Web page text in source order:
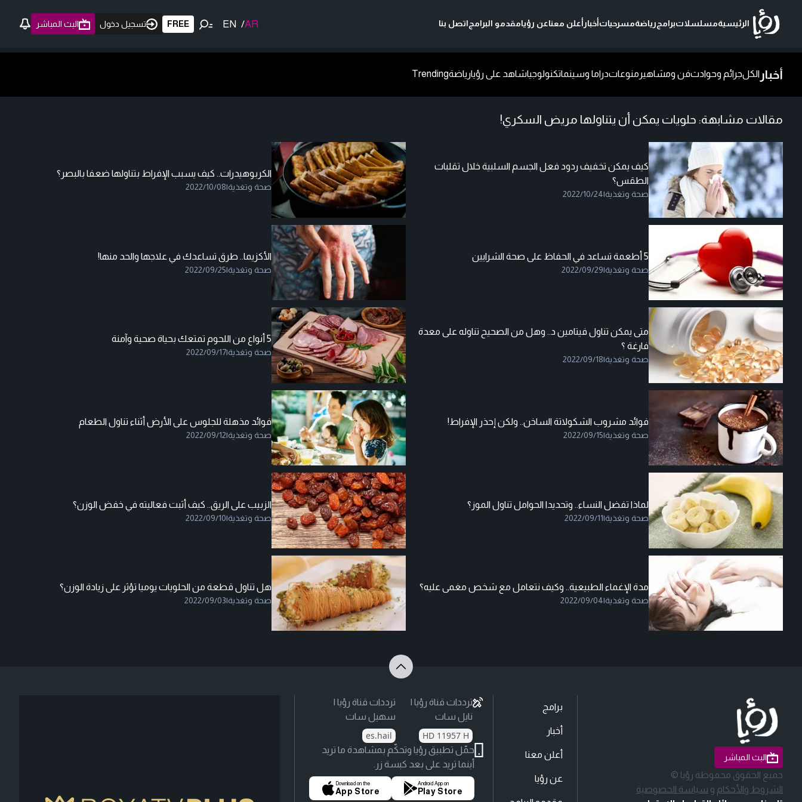
الرئيسيةمسلسلاتبرامجرياضةمسرحياتأخبارأعلن معناعن رؤيامقدمو البرامجاتصل بنا AR
/
EN
FREE تسجيل دخول البث المباشر
أخبار الكلجرائم وحوادثفن ومشاهير منوعاتدراما وسينماتكنولوجياشاهد على رؤيارياضةTrending
مقالات مشابهة: حلويات يمكن أن يتناولها مريض السكري!
كيف يمكن تخفيف ردود فعل الجسم السلبية خلال تقلبات
الطقس؟
صحة وتغذية|
2022/10/24
الكربوهيدرات.. كيف يسبب الإفراط بتناولها ضعفا بالبصر؟
صحة وتغذية|
2022/10/08
5 أطعمة تساعد في الحفاظ على صحة الشرايين
صحة وتغذية|
2022/09/29
الأكزيما.. طرق تساعدك في علاجها والحد منها!
صحة وتغذية|
2022/09/25
متى يمكن تناول فيتامين د.. وهل من الصحيح تناوله على معدة
فارغة ؟
صحة وتغذية|
2022/09/18
5 أنواع من اللحوم تمتعك بحياة صحية وآمنة
صحة وتغذية|
2022/09/17
فوائد مشروب الشكولاتة الساخن.. ولكن إحذر الإفراط!
صحة وتغذية|
2022/09/15
فوائد مذهلة للجلوس على الأرض أثناء تناول الطعام
صحة وتغذية|
2022/09/12
لماذا تفضل النساء.. وتحديدا الحوامل تناول الموز؟
صحة وتغذية|
2022/09/11
الزبيب على الريق.. كيف أثبت فعاليته في خفض الوزن؟
صحة وتغذية|
2022/09/10
مدة الإغماء الطبيعية.. وكيف نتعامل مع شخص مغمى عليه؟
صحة وتغذية|
2022/09/04
هل تناول قطعة من الحلويات يوميا تؤثر على زيادة الوزن؟
صحة وتغذية|
2022/09/03
البث المباشر
جميع الحقوق محفوظة رؤيا ©
الشروط والأحكام و سياسة الخصوصية
برامج
أخبار
أعلن معنا
عن رؤيا
ترددات قناة رؤيا |
نايل سات
HD 11957 H
ترددات قناة رؤيا |
سهيل سات
es.hail
حمّل تطبيق رؤيا وتحكّم بمشاهدة ما تريد
أينما تريد على بعد كبسة زر.
Android App on
Play Store
Download on the
App Store